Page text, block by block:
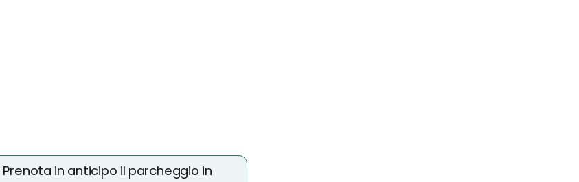
Prenota in anticipo il parcheggio in